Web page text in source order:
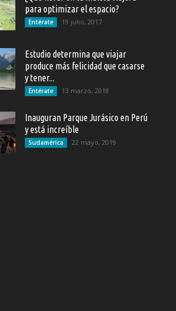
para optimizar el espacio?
Entérate 19 julio, 2017
Estudio determina que viajar
produce más felicidad que casarse
y tener...
Entérate 13 marzo, 2018
Inauguran Parque Jurásico en Perú
y está increíble
Sudamérica 22 mayo, 2019